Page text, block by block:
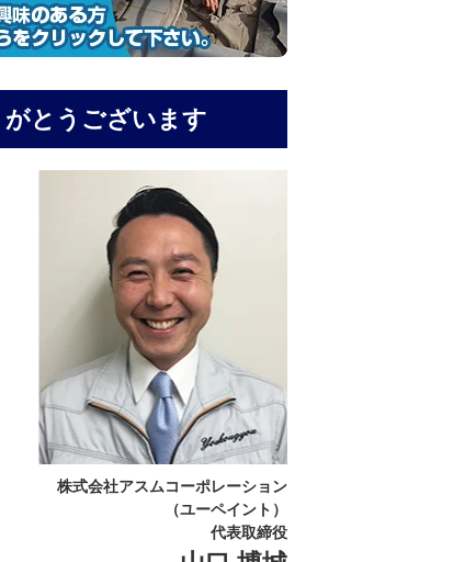
とうございます
株式会社アスムコーポレーション
（ユーペイント）
代表取締役